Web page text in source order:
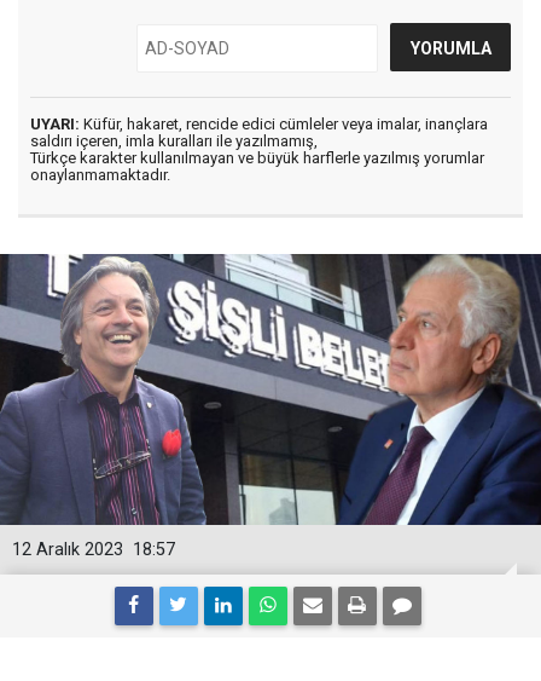
UYARI: Küfür, hakaret, rencide edici cümleler veya imalar, inançlara
saldırı içeren, imla kuralları ile yazılmamış,
Türkçe karakter kullanılmayan ve büyük harflerle yazılmış yorumlar
onaylanmamaktadır.
18:57
12 Aralık 2023